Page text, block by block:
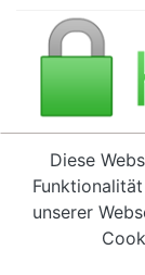
Diese
unserer